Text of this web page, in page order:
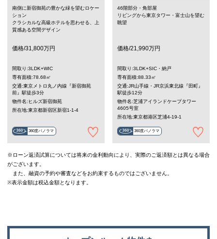
南側に新宿御苑の豊かな緑を望むロケー
ション
クラシカルな高級ホテルを思わせる、上
質感ある空間デザイン
価格/31,800万円
間取り:3LDK+WIC
専有面積:78.68㎡
交通:東京メトロ丸ノ内線『新宿御苑
前』駅徒歩3分
物件名:ヒルズ新宿御苑
所在地:東京都新宿区新宿1-1-4
360度パノラマ
46階部分・角部屋
リビングから東京タワー・富士山を望む
眺望
価格/21,990万円
間取り:3LDK+SIC・納戸
専有面積:88.33㎡
交通:JR山手線・JR京浜東北線『田町』
駅徒歩12分
物件名:芝浦アイランドケープタワー
4605号室
所在地:東京都港区芝浦4-19-1
360度パノラマ
※ローン返済試算については将来の金利動向により、実際のご返済額とは異なる場合
がございます。
また、融資の予約や審査などをお約束するものではございません。
※表示金額は税込金額となります。